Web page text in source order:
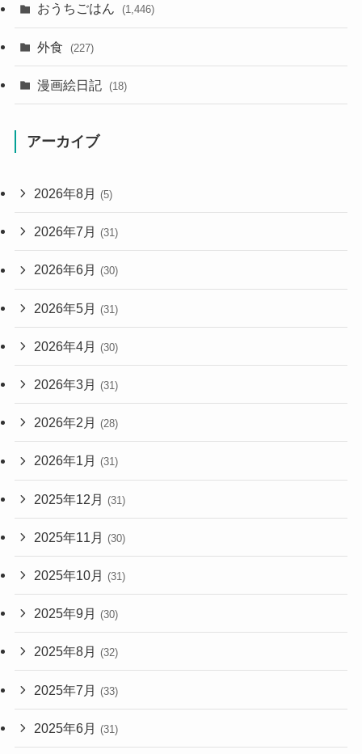
おうちごはん (1,446)
外食 (227)
漫画絵日記 (18)
アーカイブ
2026年8月 (5)
2026年7月 (31)
2026年6月 (30)
2026年5月 (31)
2026年4月 (30)
2026年3月 (31)
2026年2月 (28)
2026年1月 (31)
2025年12月 (31)
2025年11月 (30)
2025年10月 (31)
2025年9月 (30)
2025年8月 (32)
2025年7月 (33)
2025年6月 (31)